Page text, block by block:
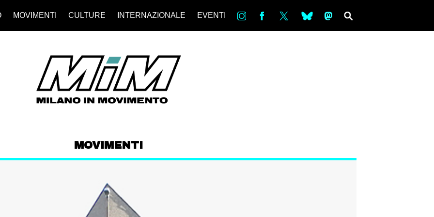
MOVIMENTI CULTURE INTERNAZIONALE EVENTI in bsky ms
MOVIMENTI